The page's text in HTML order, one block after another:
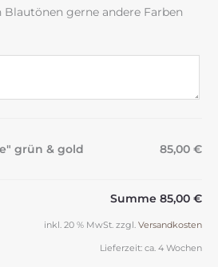
gerne andere Farben
grün & gold 85,00 €
Summe 85,00 €
inkl. 20 % MwSt. zzgl. Versandkosten
Lieferzeit: ca. 4 Wochen